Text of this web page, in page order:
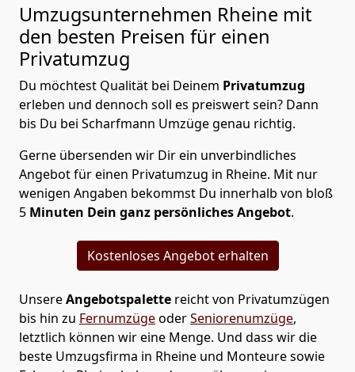
Umzugsunternehmen Rheine mit
den besten Preisen für einen
Privatumzug
Du möchtest Qualität bei Deinem Privatumzug
erleben und dennoch soll es preiswert sein? Dann
bis Du bei Scharfmann Umzüge genau richtig.
Gerne übersenden wir Dir ein unverbindliches
Angebot für einen Privatumzug in Rheine. Mit nur
wenigen Angaben bekommst Du innerhalb von bloß
5 Minuten Dein ganz persönliches Angebot.
Kostenloses Angebot erhalten
UnsereAngebotspalette reicht von Privatumzügen
bis hin zu FernumzügeoderSeniorenumzüge,
letztlich können wir eine Menge. Und dass wir die
beste Umzugsfirma in Rheine und Monteure sowie